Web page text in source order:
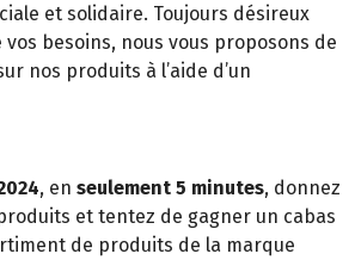
et solidaire. Toujours désireux
vos besoins, nous vous proposons de
nos produits à l’aide d’un
, en seulement 5 minutes, donnez
et tentez de gagner un cabas
de produits de la marque